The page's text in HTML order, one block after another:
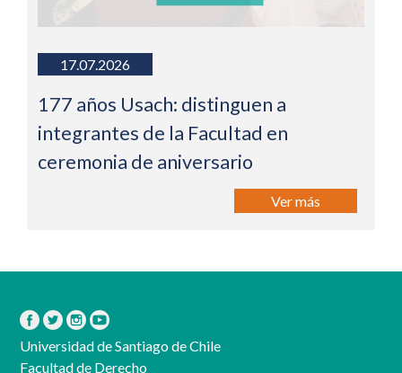
17.07.2026
177 años Usach: distinguen a
integrantes de la Facultad en
ceremonia de aniversario
Ver más
Universidad de Santiago de Chile
Facultad de Derecho